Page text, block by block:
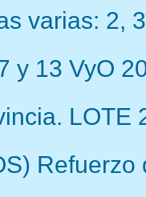
varias: 2,
y 13 VyO
LOTE
Refuerzo